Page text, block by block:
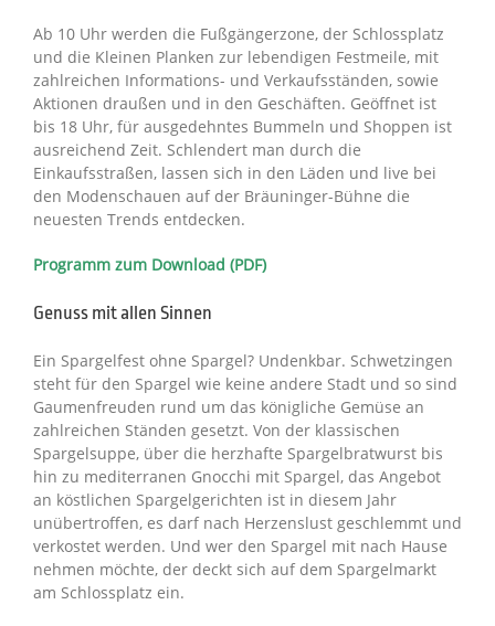
Ab 10 Uhr werden die Fußgängerzone, der Schlossplatz
und die Kleinen Planken zur lebendigen Festmeile, mit
zahlreichen Informations- und Verkaufsständen, sowie
Aktionen draußen und in den Geschäften. Geöffnet ist
bis 18 Uhr, für ausgedehntes Bummeln und Shoppen ist
ausreichend Zeit. Schlendert man durch die
Einkaufsstraßen, lassen sich in den Läden und live bei
den Modenschauen auf der Bräuninger-Bühne die
neuesten Trends entdecken.
Programm zum Download (PDF)
Genuss mit allen Sinnen
Ein Spargelfest ohne Spargel? Undenkbar. Schwetzingen
steht für den Spargel wie keine andere Stadt und so sind
Gaumenfreuden rund um das königliche Gemüse an
zahlreichen Ständen gesetzt. Von der klassischen
Spargelsuppe, über die herzhafte Spargelbratwurst bis
hin zu mediterranen Gnocchi mit Spargel, das Angebot
an köstlichen Spargelgerichten ist in diesem Jahr
unübertroffen, es darf nach Herzenslust geschlemmt und
verkostet werden. Und wer den Spargel mit nach Hause
nehmen möchte, der deckt sich auf dem Spargelmarkt
am Schlossplatz ein.